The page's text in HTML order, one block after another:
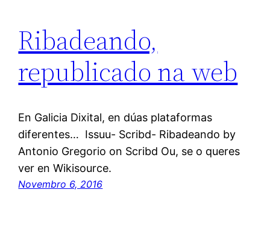
Ribadeando,
republicado na web
En Galicia Dixital, en dúas plataformas
diferentes… Issuu- Scribd- Ribadeando by
Antonio Gregorio on Scribd Ou, se o queres
ver en Wikisource.
Novembro 6, 2016